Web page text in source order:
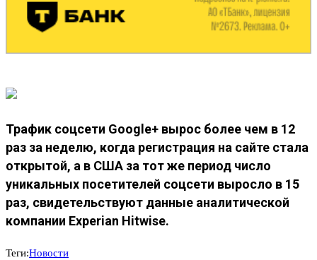
Трафик соцсети Google+ вырос более чем в 12
раз за неделю, когда регистрация на сайте стала
открытой, а в США за тот же период число
уникальных посетителей соцсети выросло в 15
раз, свидетельствуют данные аналитической
компании Experian Hitwise.
Теги:Новости